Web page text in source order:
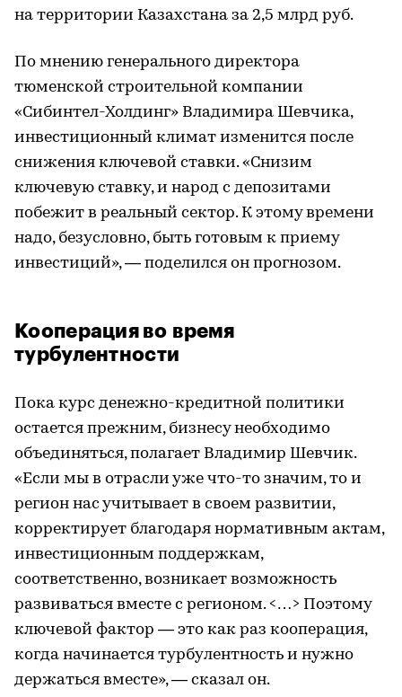
на территории Казахстана за 2,5 млрд руб.
По мнению генерального директора
тюменской строительной компании
«Сибинтел-Холдинг» Владимира Шевчика,
инвестиционный климат изменится после
снижения ключевой ставки. «Снизим
ключевую ставку, и народ с депозитами
побежит в реальный сектор. К этому времени
надо, безусловно, быть готовым к приему
инвестиций», — поделился он прогнозом.
Кооперация во время
турбулентности
Пока курс денежно-кредитной политики
остается прежним, бизнесу необходимо
объединяться, полагает Владимир Шевчик.
«Если мы в отрасли уже что-то значим, то и
регион нас учитывает в своем развитии,
корректирует благодаря нормативным актам,
инвестиционным поддержкам,
соответственно, возникает возможность
развиваться вместе с регионом. <…> Поэтому
ключевой фактор — это как раз кооперация,
когда начинается турбулентность и нужно
держаться вместе», — сказал он.